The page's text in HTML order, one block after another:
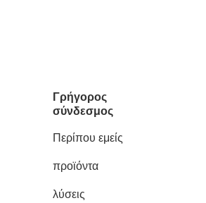
Γρήγορος
σύνδεσμος
Περίπου εμείς
προϊόντα
λύσεις